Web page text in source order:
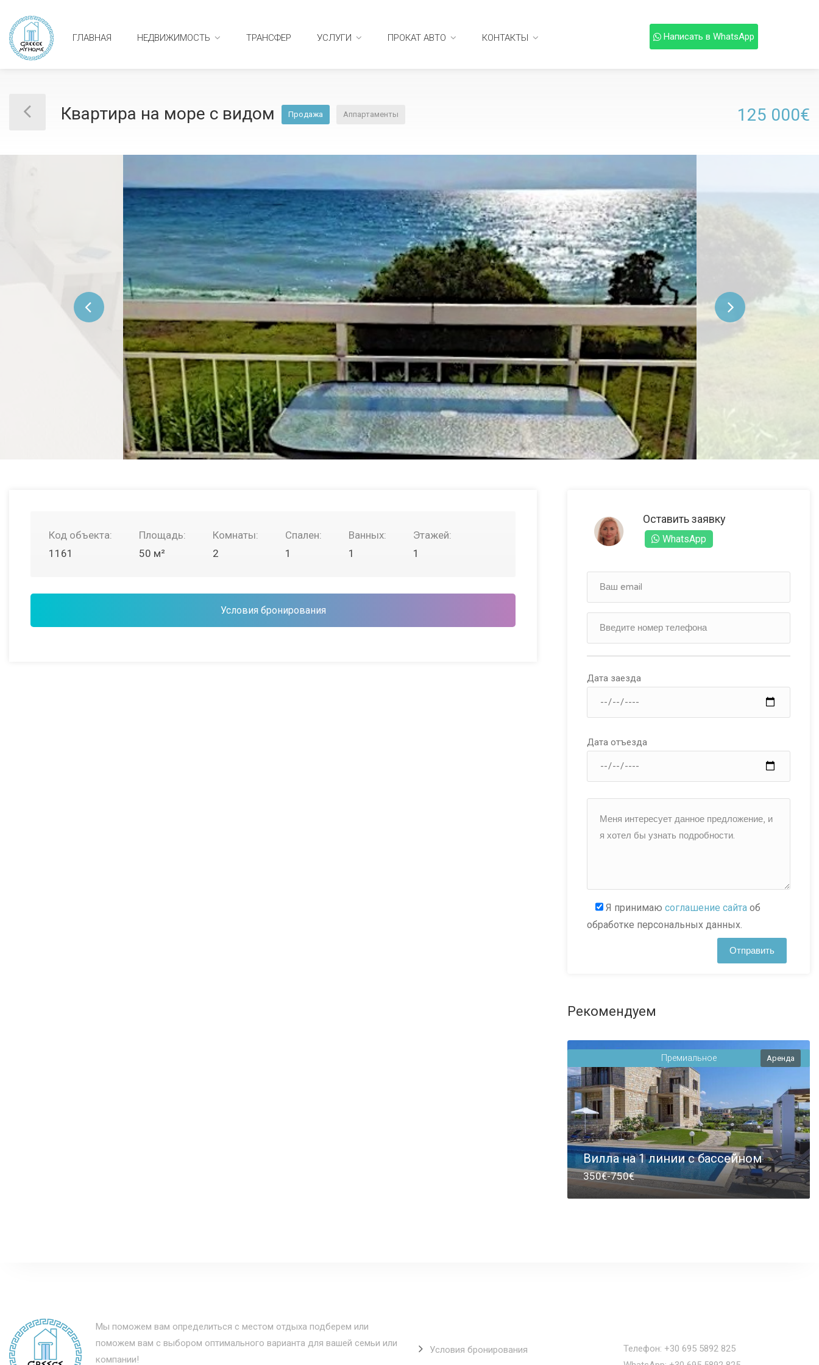
ГЛАВНАЯ НЕДВИЖИМОСТЬ ТРАНСФЕР УСЛУГИ ПРОКАТ АВТО КОНТАКТЫ Написать в WhatsApp
Квартира на море с видом Продажа Аппартаменты 125 000€
Код объекта:
1161
Площадь:
50 м²
Комнаты:
2
Спален:
1
Ванных:
1
Этажей:
1
Условия бронирования
Оставить заявку
WhatsApp
Дата заезда
Дата отъезда
Я принимаю соглашение сайта об
обработке персональных данных.
Рекомендуем
Премиальное Аренда
Вилла на 1 линии с бассейном
350€-750€
Мы поможем вам определиться с местом отдыха подберем или
поможем вам с выбором оптимального варианта для вашей семьи или
компании!
Условия бронирования
Телефон: +30 695 5892 825